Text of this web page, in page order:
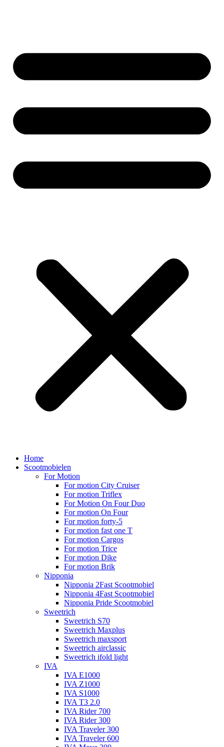
Home
Scootmobielen
For Motion
For motion City Cruiser
For motion Triflex
For Motion On Four Duo
For motion On Four
For motion forty-5
For motion fast one T
For motion Cargos
For motion Trice
For motion Dike
For motion Brik
Nipponia
Nipponia 2Fast Scootmobiel
Nipponia 4Fast Scootmobiel
Nipponia Pride Scootmobiel
Sweetrich
Sweetrich S70
Sweetrich Maxplus
Sweetrich maxsport
Sweetrich airclassic
Sweetrich ifold light
IVA
IVA E1000
IVA Z1000
IVA S1000
IVA T3 2.0
IVA Rider 700
IVA Rider 300
IVA Traveler 300
IVA Traveler 600